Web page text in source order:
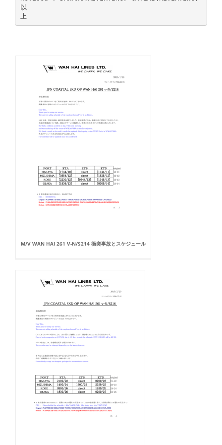
以
M/V WAN HAI 261 V-N/S214 衝突事故とスケジュール